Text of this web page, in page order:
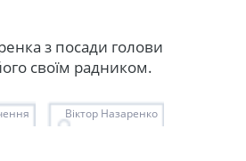
з посади голови
своїм радником.
Віктор Назаренко